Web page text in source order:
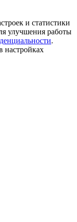
и статистики
улучшения работы
.
настройках